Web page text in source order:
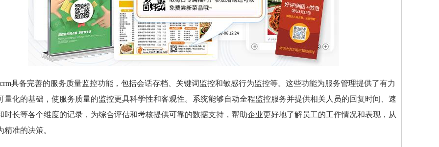
具备完善的服务质量监控功能，包括会话存档、关键词监控和敏感行为监控等。这些功能为服务管理提供了有力
量化的基础，使服务质量的监控更具科学性和客观性。系统能够自动全程监控服务并提供相关人员的回复时间、速
时长等各个维度的记录，为综合评估和考核提供可靠的数据支持，帮助企业更好地了解员工的工作情况和表现，从
精准的决策。